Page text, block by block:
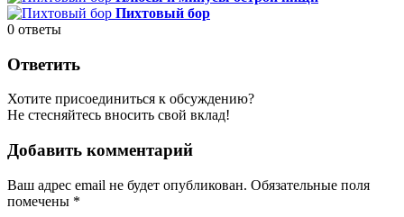
Пихтовый бор
0 ответы
Ответить
Хотите присоединиться к обсуждению?
Не стесняйтесь вносить свой вклад!
Добавить комментарий
Ваш адрес email не будет опубликован. Обязательные поля
помечены *